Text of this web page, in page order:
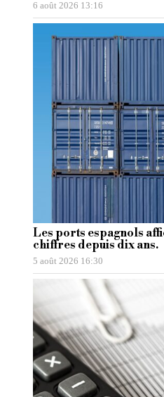
6 août 2026 13:16
Les ports espagnols
chiffres depuis dix ans.
5 août 2026 16:30